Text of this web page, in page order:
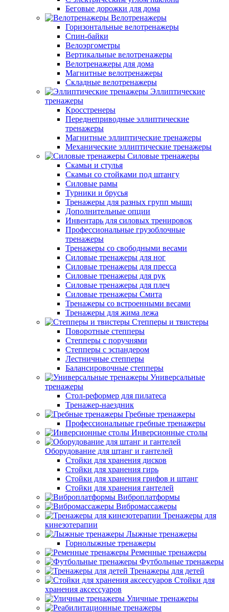
Беговые дорожки для дома
Велотренажеры
Горизонтальные велотренажеры
Спин-байки
Велоэргометры
Вертикальные велотренажеры
Велотренажеры для дома
Магнитные велотренажеры
Складные велотренажеры
Эллиптические
тренажеры
Кросстренеры
Переднеприводные эллиптические
тренажеры
Магнитные эллиптические тренажеры
Механические эллиптические тренажеры
Силовые тренажеры
Скамьи и стулья
Скамьи со стойками под штангу
Силовые рамы
Турники и брусья
Тренажеры для разных групп мышц
Дополнительные опции
Инвентарь для силовых тренировок
Профессиональные грузоблочные
тренажеры
Тренажеры со свободными весами
Силовые тренажеры для ног
Силовые тренажеры для пресса
Силовые тренажеры для рук
Силовые тренажеры для плеч
Силовые тренажеры Смита
Тренажеры со встроенными весами
Тренажеры для жима лежа
Степперы и твистеры
Поворотные степперы
Степперы с поручнями
Степперы с эспандером
Лестничные степперы
Балансировочные степперы
Универсальные
тренажеры
Стол-реформер для пилатеса
Тренажер-наездник
Гребные тренажеры
Профессиональные гребные тренажеры
Инверсионные столы
Оборудование для штанг и гантелей
Стойки для хранения дисков
Стойки для хранения гирь
Стойки для хранения грифов и штанг
Стойки для хранения гантелей
Виброплатформы
Вибромассажеры
Тренажеры для
кинезотерапии
Лыжные тренажеры
Горнолыжные тренажеры
Ременные тренажеры
Футбольные тренажеры
Тренажеры для детей
Стойки для
хранения аксессуаров
Уличные тренажеры